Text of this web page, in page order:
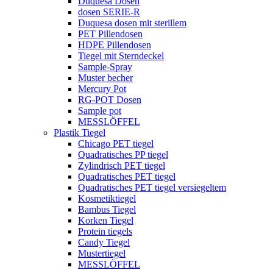
dosen SERIE-R
Duquesa dosen mit sterillem
PET Pillendosen
HDPE Pillendosen
Tiegel mit Sterndeckel
Sample-Spray
Muster becher
Mercury Pot
RG-POT Dosen
Sample pot
MESSLÖFFEL
Plastik Tiegel
Chicago PET tiegel
Quadratisches PP tiegel
Zylindrisch PET tiegel
Quadratisches PET tiegel
Quadratisches PET tiegel versiegeltem
Kosmetiktiegel
Bambus Tiegel
Korken Tiegel
Protein tiegels
Candy Tiegel
Mustertiegel
MESSLÖFFEL